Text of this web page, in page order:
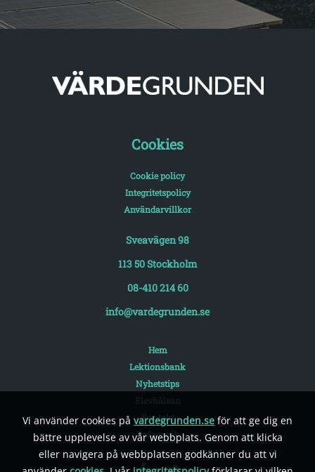
Vi använder cookies på vardegrunden.se för att ge dig en
bättre upplevelse av vår webbplats. Genom att klicka
eller navigera på webbplatsen godkänner du att vi
Cookies
Cookie policy
Integritetspolicy
Användarvillkor
Sveavägen 98
113 50 Stockholm
08-410 214 60
info@vardegrunden.se
Hem
Lektionsbank
Nyhetstips
Kontakt
Pedagogik